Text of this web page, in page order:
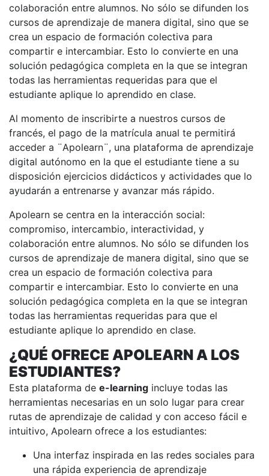
colaboración entre alumnos. No sólo se difunden los
cursos de aprendizaje de manera digital, sino que se
crea un espacio de formación colectiva para
compartir e intercambiar. Esto lo convierte en una
solución pedagógica completa en la que se integran
todas las herramientas requeridas para que el
estudiante aplique lo aprendido en clase.
Al momento de inscribirte a nuestros cursos de
francés, el pago de la matrícula anual te permitirá
acceder a ¨Apolearn¨, una plataforma de aprendizaje
digital autónomo en la que el estudiante tiene a su
disposición ejercicios didácticos y actividades que lo
ayudarán a entrenarse y avanzar más rápido.
Apolearn se centra en la interacción social:
compromiso, intercambio, interactividad, y
colaboración entre alumnos. No sólo se difunden los
cursos de aprendizaje de manera digital, sino que se
crea un espacio de formación colectiva para
compartir e intercambiar. Esto lo convierte en una
solución pedagógica completa en la que se integran
todas las herramientas requeridas para que el
estudiante aplique lo aprendido en clase.
¿QUÉ OFRECE APOLEARN A LOS
ESTUDIANTES?
Esta plataforma de e-learning incluye todas las
herramientas necesarias en un solo lugar para crear
rutas de aprendizaje de calidad y con acceso fácil e
intuitivo, Apolearn ofrece a los estudiantes:
Una interfaz inspirada en las redes sociales para
una rápida experiencia de aprendizaje